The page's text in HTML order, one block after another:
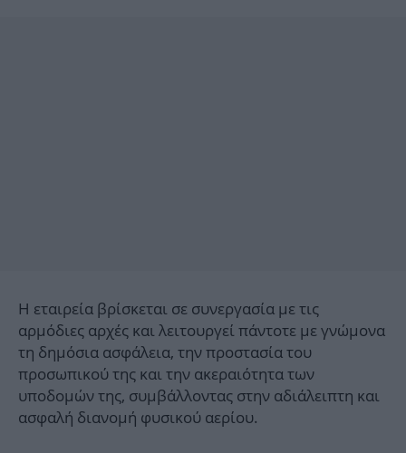
Η εταιρεία βρίσκεται σε συνεργασία με τις
αρμόδιες αρχές και λειτουργεί πάντοτε με γνώμονα
τη δημόσια ασφάλεια, την προστασία του
προσωπικού της και την ακεραιότητα των
υποδομών της, συμβάλλοντας στην αδιάλειπτη και
ασφαλή διανομή φυσικού αερίου.